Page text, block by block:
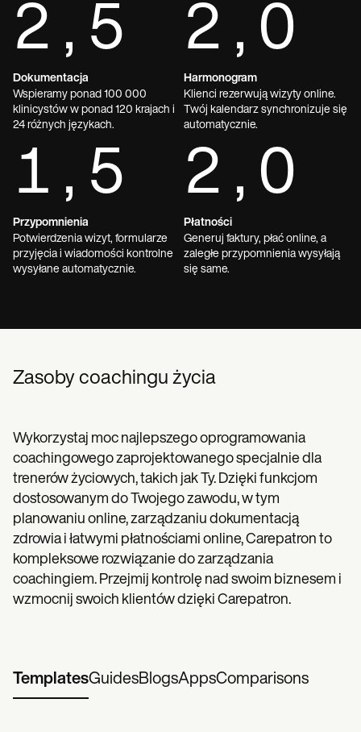
2,5
Dokumentacja
Wspieramy ponad 100 000
klinicystów w ponad 120 krajach i
24 różnych językach.
2,0
Harmonogram
Klienci rezerwują wizyty online.
Twój kalendarz synchronizuje się
automatycznie.
1,5
Przypomnienia
Potwierdzenia wizyt, formularze
przyjęcia i wiadomości kontrolne
wysyłane automatycznie.
2,0
Płatności
Generuj faktury, płać online, a
zaległe przypomnienia wysyłają
się same.
Zasoby coachingu życia
Wykorzystaj moc najlepszego oprogramowania
coachingowego zaprojektowanego specjalnie dla
trenerów życiowych, takich jak Ty. Dzięki funkcjom
dostosowanym do Twojego zawodu, w tym
planowaniu online, zarządzaniu dokumentacją
zdrowia i łatwymi płatnościami online, Carepatron to
kompleksowe rozwiązanie do zarządzania
coachingiem. Przejmij kontrolę nad swoim biznesem i
wzmocnij swoich klientów dzięki Carepatron.
TemplatesGuidesBlogsAppsComparisons